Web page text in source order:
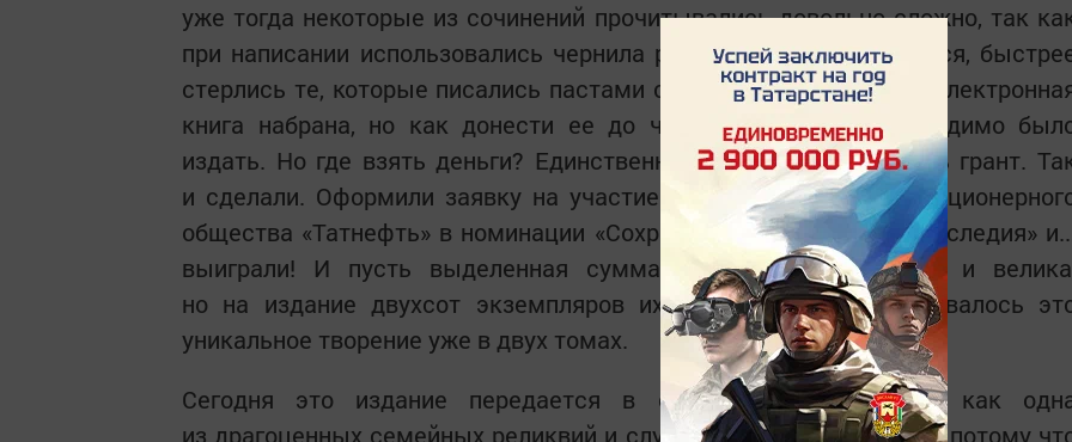
уже тогда некоторые из сочинений прочитывались довольно сложно, так
при написании использовались чернила разного цвета, разумеется,
стерлись те, которые писались пастами светлого оттенка. Итак,
книга набрана, но как донести ее до читателей? Книгу необходимо
издать. Но где взять деньги? Единственная надежда — выиграть грант.
и сделали. Оформили заявку на участие в Гранте Публичного
общества «Татнефть» в номинации «Сохранение исторического наследия»
выиграли! И пусть выделенная сумма оказалась не так уж и
но на издание двухсот экземпляров их хватило, причем, издавалось
уникальное творение уже в двух томах.
Сегодня это издание передается в семьях по наследству как
из драгоценных семейных реликвий и служит источником памяти, потому